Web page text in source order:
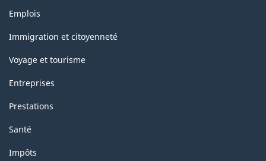
production
industrielle
(selon
les
recommandations
concernant
les
Thèmes
sujets
Emplois
Immigration et citoyenneté
Voyage et tourisme
Entreprises
Prestations
Santé
Impôts